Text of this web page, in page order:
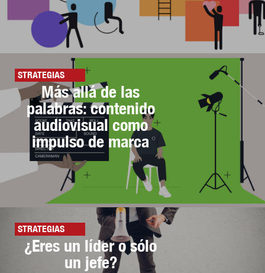
STRATEGIAS
Más allá de las
palabras: contenido
audiovisual como
impulso de marca
STRATEGIAS
¿Eres un líder o sólo
un jefe?